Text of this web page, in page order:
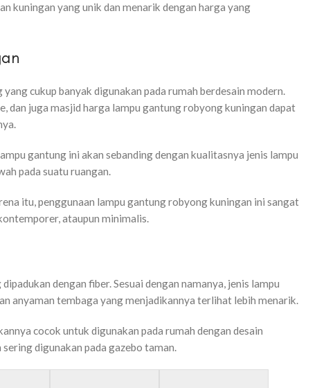
kuningan yang unik dan menarik dengan harga yang
cukup banyak digunakan pada rumah berdesain modern.
dan juga masjid harga lampu gantung robyong kuningan dapat
gantung ini akan sebanding dengan kualitasnya jenis lampu
pada suatu ruangan.
itu, penggunaan lampu gantung robyong kuningan ini sangat
ataupun minimalis.
dengan fiber. Sesuai dengan namanya, jenis lampu
anyaman tembaga yang menjadikannya terlihat lebih menarik.
cocok untuk digunakan pada rumah dengan desain
digunakan pada gazebo taman.